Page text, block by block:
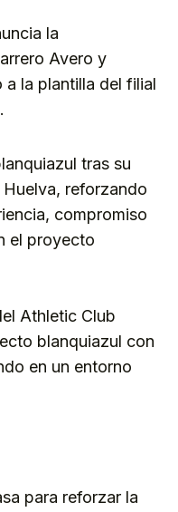
la
Avero y
la plantilla del filial
tras su
reforzando
compromiso
el proyecto
Athletic Club
blanquiazul con
en un entorno
para reforzar la